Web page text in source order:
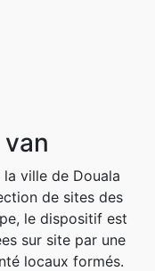
ville de Douala
de sites des
le dispositif est
sur site par une
locaux formés.